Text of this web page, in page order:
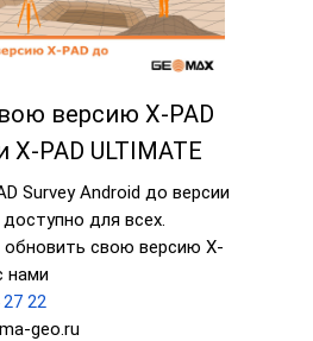
версию X-PAD
X-PAD ULTIMATE
Survey Android до версии
доступно для всех.
свою версию X-
нами
22
geo.ru